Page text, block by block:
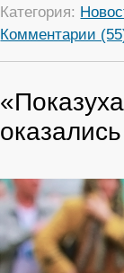
Категория:
Комментарии